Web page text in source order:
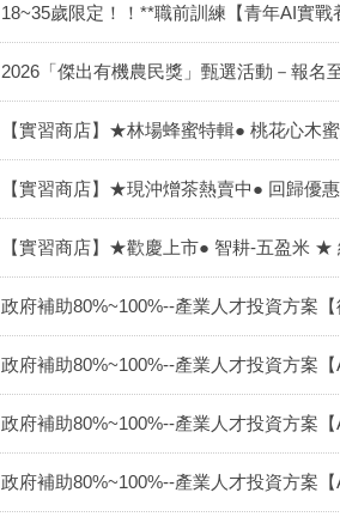
18~35歲限定！！**職前訓練【青年AI實
2026「傑出有機農民獎」甄選活動－報名
【實習商店】★林場蜂蜜特輯● 桃花心木
【實習商店】★現沖熷茶熱賣中● 回歸優
【實習商店】★歡慶上市● 智耕-五盈米 ★
政府補助80%~100%--產業人才投資方案
政府補助80%~100%--產業人才投資方案
政府補助80%~100%--產業人才投資方案【
政府補助80%~100%--產業人才投資方案【